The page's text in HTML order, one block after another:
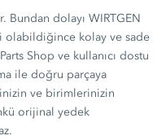
dolayı WIRTGEN
olabildiğince kolay ve sade
Shop ve kullanıcı dostu
ile doğru parçaya
ve birimlerinizin
orijinal yedek